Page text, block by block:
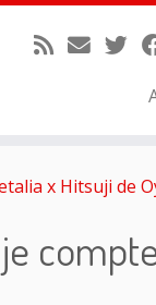
x Hitsuji de